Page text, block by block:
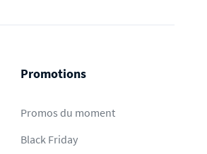
Promotions
Promos du moment
Black Friday